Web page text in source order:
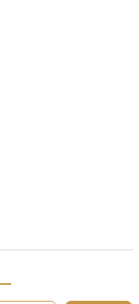
SUCRÉES